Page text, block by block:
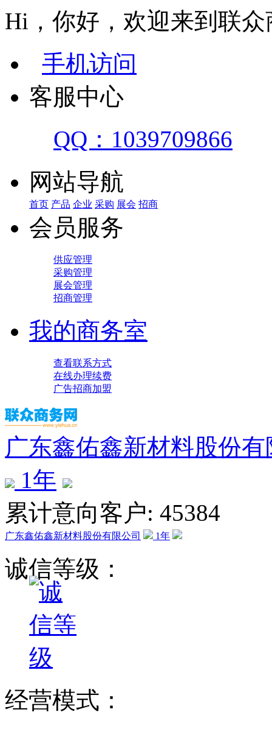
Hi，你好，欢迎来到联众
手机访问
客服中心
QQ：1039709866
网站导航
首页 产品 企业 采购 展会 招商
会员服务
供应管理
采购管理
展会管理
招商管理
我的商务室
查看联系方式
在线办理续费
广告招商加盟
广东鑫佑鑫新材料股份
1年
累计意向客户: 45384
广东鑫佑鑫新材料股份有限公司 1年
诚信等级：
经营模式：